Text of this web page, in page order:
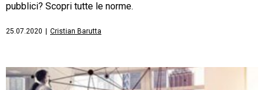
pubblici? Scopri tutte le norme.
25.07.2020 Cristian Barutta